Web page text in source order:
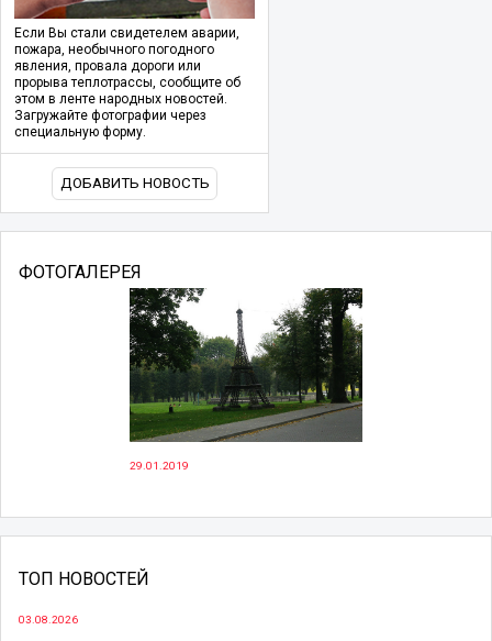
Если Вы стали свидетелем аварии,
пожара, необычного погодного
явления, провала дороги или
прорыва теплотрассы, сообщите об
этом в ленте народных новостей.
Загружайте фотографии через
специальную форму.
ДОБАВИТЬ НОВОСТЬ
ФОТОГАЛЕРЕЯ
29.01.2019
ТОП НОВОСТЕЙ
03.08.2026